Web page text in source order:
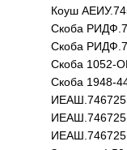
Коуш
Скоба
Скоба
Скоба 1052-
Скоба 1948-